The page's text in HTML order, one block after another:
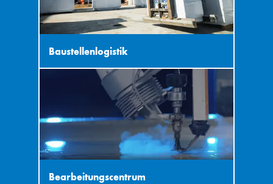
Baustellenlogistik
Bearbeitungscentrum